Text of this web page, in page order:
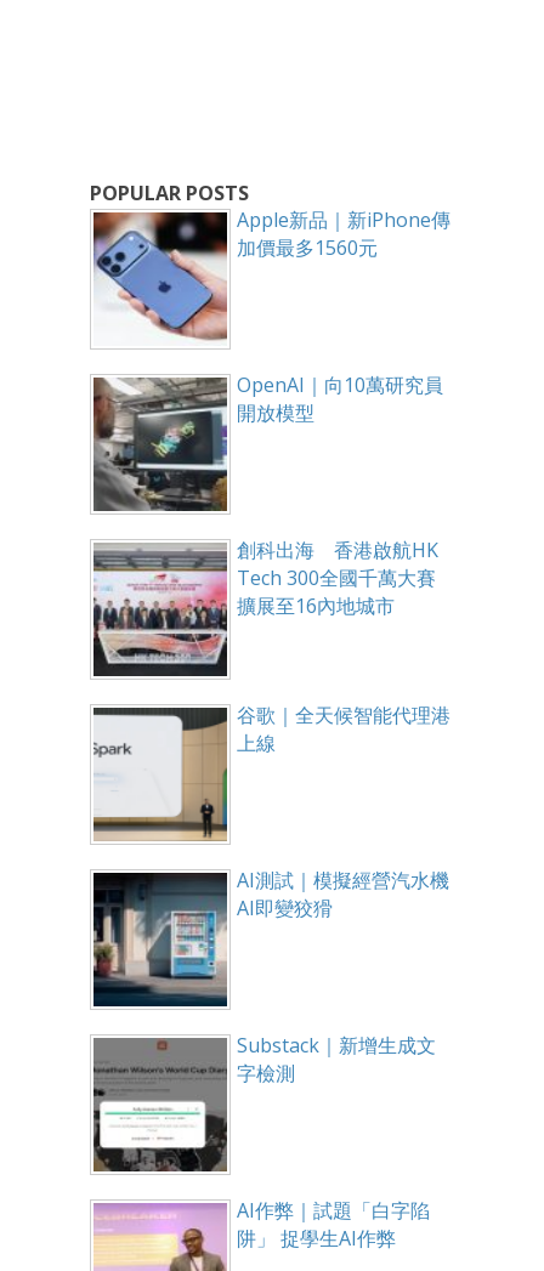
POPULAR POSTS
Apple新品｜新iPhone傳
加價最多1560元
OpenAI｜向10萬研究員
開放模型
創科出海 香港啟航HK
Tech 300全國千萬大賽
擴展至16內地城市
谷歌｜全天候智能代理港
上線
AI測試｜模擬經營汽水機
AI即變狡猾
Substack｜新增生成文
字檢測
AI作弊｜試題「白字陷
阱」 捉學生AI作弊